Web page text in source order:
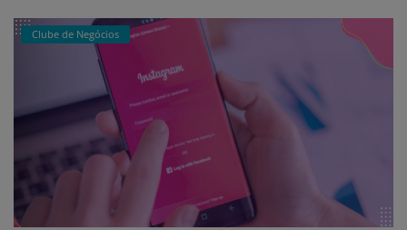
Clube de Negócios